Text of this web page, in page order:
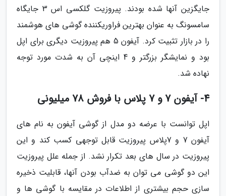
جایگزین آنها شده بودند. پیروزیت گلکسی اس 3 جایگاه
سامسونگ به عنوان بهترین فراوریکننده گوشی های هوشمند
را در بازار تثبیت کرد. آیفون 5 هم پیروزیت دیگری برای اپل
بود و نمایشگر بزرگتر و 4 اینچی آن به شدت مورد توجه
نهاده شد.
4- آیفون 7 و 7 پلاس با فروش 78 میلیونی
اپل توانست با عرضه دو مدل از گوشی آیفون به نام های
آیفون 7 و 7پلاس پیروزیت قابل توجهی کسب کند و این
پیروزیت در سال های بعد تکرار نشد. از جمله علل پیروزیت
این دو گوشی می توان به ضدآب بودن آنها، قابلیت ذخیره
سازی حجم بیشتری از اطلاعات در مقایسه با گوشی ها و